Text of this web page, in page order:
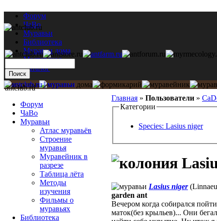
Форум
ЧаВо
Муравьи
Библиотека
Муравьи дома
Мастерская
Каталог
Главная » Пользователи »
Категории
Species: Lasius niger
Lasius niger
garden ant
Вечером когда собирался
маток(без крыльев)... Они
antclub.ru
Форум
ЧаВо
Муравьи
Атлас муравьёв
Строение
муравья
Муравейник в
разрезе
Таблица лёта
Методы
изучения
Фильмы о
муравьях
Библиотека